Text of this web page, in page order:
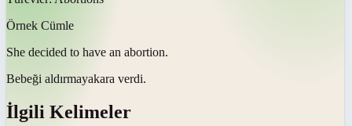
Örnek Cümle
She decided to have an abortion.
Bebeği aldırmayakara verdi.
İlgili Kelimeler